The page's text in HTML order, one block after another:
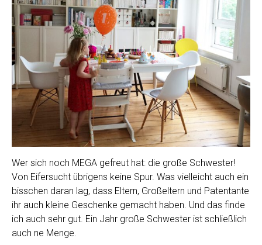
Wer sich noch MEGA gefreut hat: die große Schwester!
Von Eifersucht übrigens keine Spur. Was vielleicht auch ein
bisschen daran lag, dass Eltern, Großeltern und Patentante
ihr auch kleine Geschenke gemacht haben. Und das finde
ich auch sehr gut. Ein Jahr große Schwester ist schließlich
auch ne Menge.